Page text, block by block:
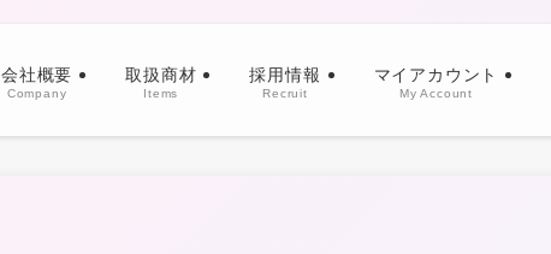
会社概要
Company
取扱商材
Items
採用情報
Recruit
マイアカウント
My Account